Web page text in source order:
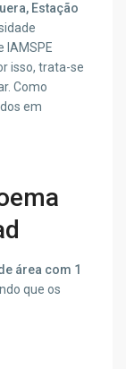
Estação
IAMSPE
isso, trata-se
Como
em
área com 1
que os